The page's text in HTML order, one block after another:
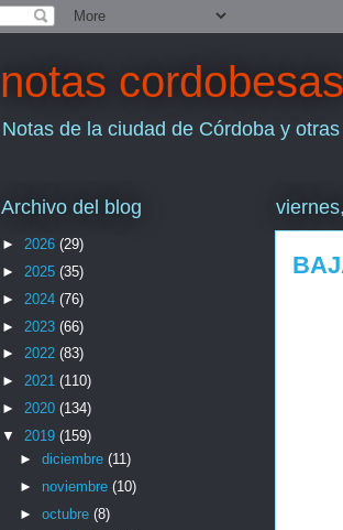
notas cordobesas
Notas de la ciudad de Córdoba y
Archivo del blog
► 2026 (29)
► 2025 (35)
► 2024 (76)
► 2023 (66)
► 2022 (83)
► 2021 (110)
► 2020 (134)
▼ 2019 (159)
► diciembre (11)
► noviembre (10)
► octubre (8)